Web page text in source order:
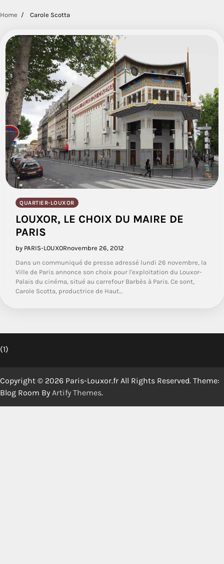
Home Carole Scotta
QUARTIER-LOUXOR
LOUXOR, LE CHOIX DU MAIRE DE
PARIS
by PARIS-LOUXORnovembre 26, 2012
Dans un communiqué de presse adressé lundi 26 novembre, la
Ville de Paris annonce son choix pour l'exploitation du Louxor-
Palais du cinéma, situé au carrefour Barbès à Paris. Ce sont,
Carole Scotta, productrice de Haut…
(1)
Copyright © 2026 Paris-Louxor.fr All Rights Reserved. Theme:
Blog Room By Artify Themes.